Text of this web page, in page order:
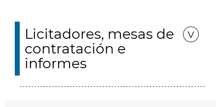
Licitadores, mesas de
contratación e
informes